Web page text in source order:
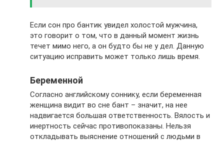
Если сон про бантик увидел холостой мужчина,
это говорит о том, что в данный момент жизнь
течет мимо него, а он будто бы не у дел. Данную
ситуацию исправить может только лишь время.
Беременной
Согласно английскому соннику, если беременная
женщина видит во сне бант – значит, на нее
надвигается большая ответственность. Вялость и
инертность сейчас противопоказаны. Нельзя
откладывать выяснение отношений с людьми в